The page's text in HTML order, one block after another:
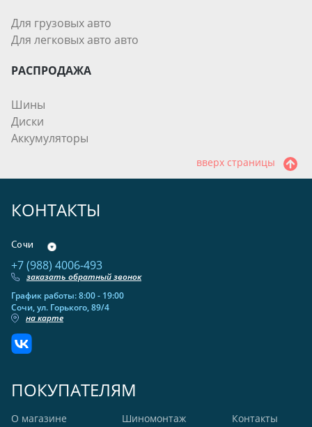
Для грузовых авто
Для легковых авто авто
РАСПРОДАЖА
Шины
Диски
Аккумуляторы
вверх страницы
КОНТАКТЫ
Сочи
+7 (988) 4006-493
заказать обратный звонок
График работы: 8:00 - 19:00
Сочи, ул. Горького, 89/4
на карте
ПОКУПАТЕЛЯМ
О магазине Шиномонтаж Контакты